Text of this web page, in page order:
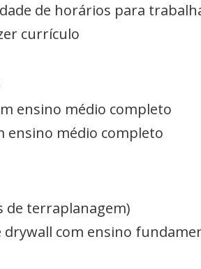
de horários para
currículo
ensino médio completo
ensino médio completo
de terraplanagem)
com ensino